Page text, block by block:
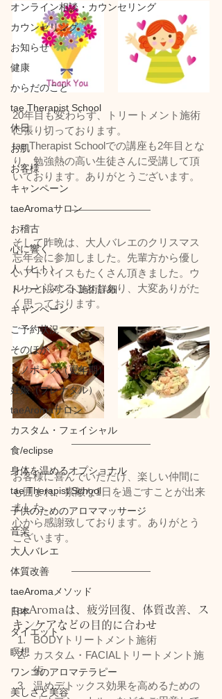
オンライン相談・カウンセリング
カウンセリング
お知らせ
健康
からだのこと
tae Therapist School
休日
お肌
お客様
キャンペーン
taeAromaサロン
お稽古
心に響く
人（ヒト）
トリートメント施術詳細
キャンペーン
ご予約状況
そのほか
メノポーズ（更年期）
妊娠（プレナタル）
taeAromaサロン
カスタム・フェイシャル
食/eclipse
身体を温めるオプショナル
tae Therapist School
子供のためのアロママッサージ
音楽
大人バレエ
体質改善
taeAromaメソッド
日本
ダイエット
瞑想
ワンコのアロマテラピー
美しさと美容
20年目も変わらず、トリートメント施術
に張り切っております。
tae Therapist Schoolでの講座も2年目とな
り、勉強熱の高い生徒さんに受講して頂
いております。ありがとうございます。
そして昨晩は、大人バレエのクリスマス
忘年会に参加しました。先輩方から優し
いアドバイスもたくさん頂きました。ウ
ルっと涙することもあり、大変ありがた
く思っております。
お客様に喜んでいただけ、楽しい仲間に
も囲まれ、素敵な1日を過ごすことが出来
ました。
心から感謝致しております。ありがとう
ございます。
taeAromaは、疲労回復、体質改善、ス
キンケアなどの目的に合わせ
BODYトリートメント施術
カスタム・FACIALトリートメント施
術
温めデトックス効果を高めるための